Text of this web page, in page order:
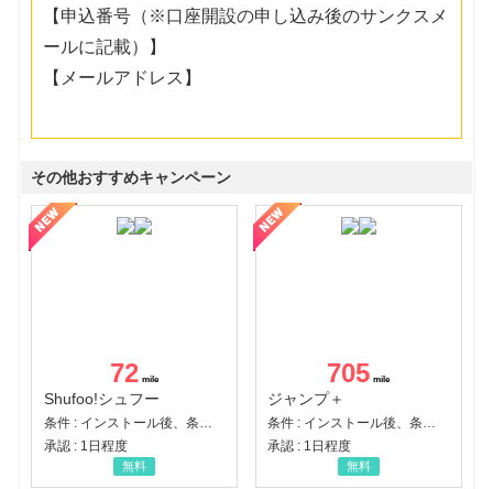
【申込番号（※口座開設の申し込み後のサンクスメ
ールに記載）】
【メールアドレス】
その他おすすめキャンペーン
72
Shufoo!シュフー
条件 : インストール後、条件達成
承認 : 1日程度
無料
705
ジャンプ＋
条件 : インストール後、条件達成
承認 : 1日程度
無料